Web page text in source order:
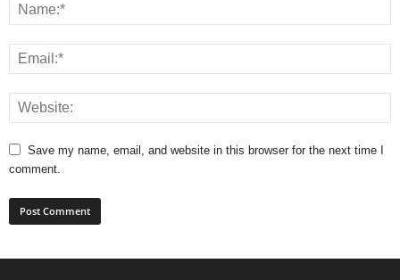
Save my name, email, and website in this browser for the next time I
comment.